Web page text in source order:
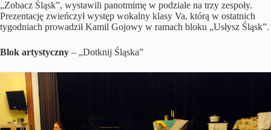
„Zobacz Śląsk”, wystawili panotmimę w podziale na trzy zespoły.
Prezentację zwieńczył występ wokalny klasy Va, którą w ostatnich
tygodniach prowadził Kamil Gojowy w ramach bloku „Usłysz Śląsk”.
Blok artystyczny – „Dotknij Śląska”